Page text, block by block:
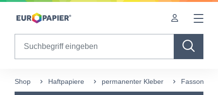
Table Of Content
Diese Produkte könnten Sie auch interessieren
Shop Haftpapiere permanenter Kleber Fasson